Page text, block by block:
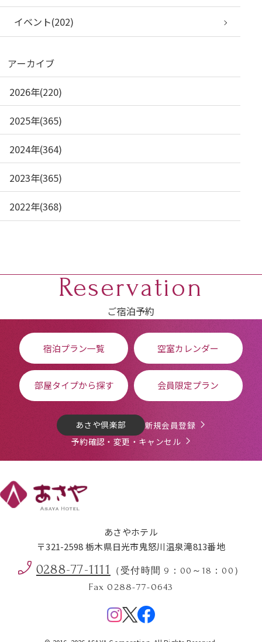
イベント(202)
アーカイブ
2026年(220)
2025年(365)
2024年(364)
2023年(365)
2022年(368)
Reservation
ご宿泊予約
宿泊プラン一覧 空室カレンダー
部屋タイプから探す 会員限定プラン
あさや倶楽部
新規会員登録
予約確認・変更・キャンセル
あさやホテル
〒321-2598 栃木県日光市鬼怒川温泉滝813番地
0288-77-1111 （受付時間 9：00～18：00）
Fax 0288-77-0643